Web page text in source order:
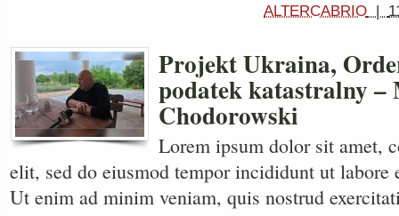
ALTERCABRIO |
Projekt Ukraina,
podatek katastralny –
Chodorowski
Lorem ipsum dolor sit amet,
elit, sed do eiusmod tempor incididunt ut labore
Ut enim ad minim veniam, quis nostrud